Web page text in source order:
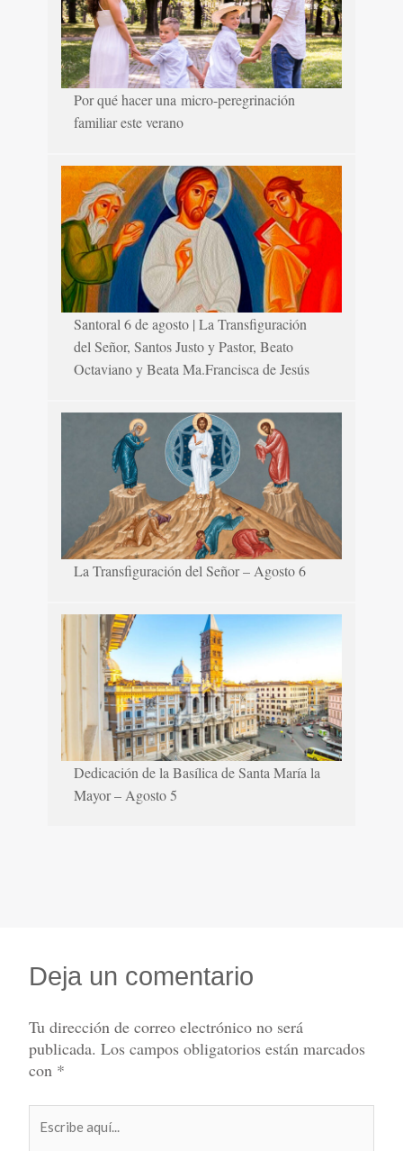
Por qué hacer una micro-peregrinación
familiar este verano
Santoral 6 de agosto | La Transfiguración
del Señor, Santos Justo y Pastor, Beato
Octaviano y Beata Ma.Francisca de Jesús
La Transfiguración del Señor – Agosto 6
Dedicación de la Basílica de Santa María la
Mayor – Agosto 5
Deja un comentario
Tu dirección de correo electrónico no será
publicada. Los campos obligatorios están marcados
con *
aquí...